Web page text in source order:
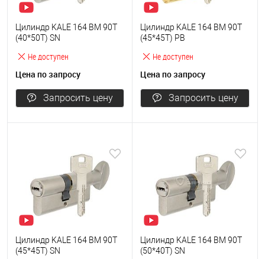
Не доступен
Цилиндр KALE 164 BM 90T
(40*50T) SN
Цена по запросу
Запросить цену
Не доступен
Цилиндр KALE 164 BM 90T
(45*45T) PB
Цена по запросу
Запросить цену
Цилиндр KALE 164 BM 90T
(45*45T) SN
Цилиндр KALE 164 BM 90T
(50*40T) SN